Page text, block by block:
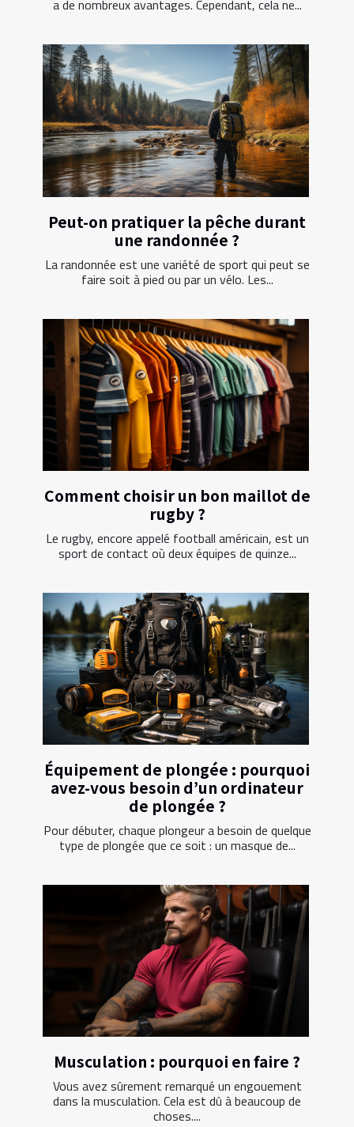
a de nombreux avantages. Cependant, cela ne...
Peut-on pratiquer la pêche durant
une randonnée ?
La randonnée est une variété de sport qui peut se
faire soit à pied ou par un vélo. Les...
Comment choisir un bon maillot de
rugby ?
Le rugby, encore appelé football américain, est un
sport de contact où deux équipes de quinze...
Équipement de plongée : pourquoi
avez-vous besoin d’un ordinateur
de plongée ?
Pour débuter, chaque plongeur a besoin de quelque
type de plongée que ce soit : un masque de...
Musculation : pourquoi en faire ?
Vous avez sûrement remarqué un engouement
dans la musculation. Cela est dû à beaucoup de
choses....